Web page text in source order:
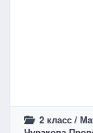
2 класс /